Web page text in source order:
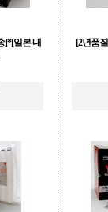
]*[일본 내
[2년품